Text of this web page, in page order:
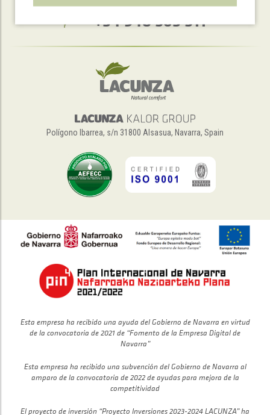
Telephone service
+34 948 563 511
Polígono Ibarrea, s/n 31800 Alsasua, Navarra, Spain
Esta empresa ha recibido una ayuda del Gobierno de Navarra en virtud
de la convocatoria de 2021 de “Fomento de la Empresa Digital de
Navarra”
Esta empresa ha recibido una subvención del Gobierno de Navarra al
amparo de la convocatoria de 2022 de ayudas para mejora de la
competitividad
El proyecto de inversión “Proyecto Inversiones 2023-2024 LACUNZA” ha